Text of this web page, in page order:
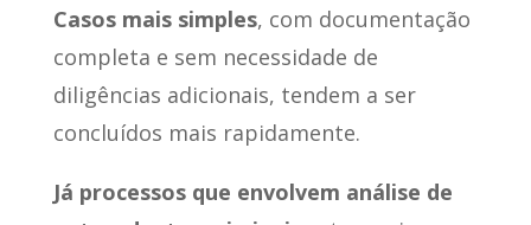
Casos mais simples, com documentação
completa e sem necessidade de
diligências adicionais, tendem a ser
concluídos mais rapidamente.
Já processos que envolvem análise de